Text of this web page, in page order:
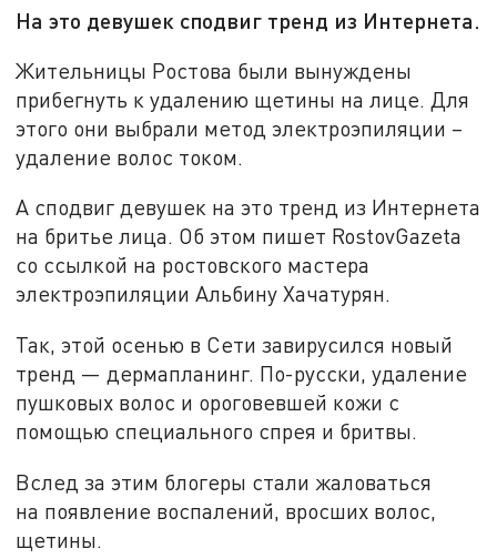
На это девушек сподвиг тренд из Интернета.
Жительницы Ростова были вынуждены
прибегнуть к удалению щетины на лице. Для
этого они выбрали метод электроэпиляции –
удаление волос током.
А сподвиг девушек на это тренд из Интернета
на бритье лица. Об этом пишет RostovGazeta
со ссылкой на ростовского мастера
электроэпиляции Альбину Хачатурян.
Так, этой осенью в Сети завирусился новый
тренд — дермапланинг. По-русски, удаление
пушковых волос и ороговевшей кожи с
помощью специального спрея и бритвы.
Вслед за этим блогеры стали жаловаться
на появление воспалений, вросших волос,
щетины.